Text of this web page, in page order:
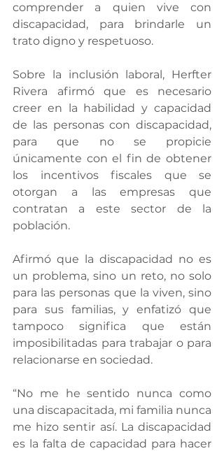
comprender a quien vive con
discapacidad, para brindarle un
trato digno y respetuoso.
Sobre la inclusión laboral, Herfter
Rivera afirmó que es necesario
creer en la habilidad y capacidad
de las personas con discapacidad,
para que no se propicie
únicamente con el fin de obtener
los incentivos fiscales que se
otorgan a las empresas que
contratan a este sector de la
población.
Afirmó que la discapacidad no es
un problema, sino un reto, no solo
para las personas que la viven, sino
para sus familias, y enfatizó que
tampoco significa que están
imposibilitadas para trabajar o para
relacionarse en sociedad.
“No me he sentido nunca como
una discapacitada, mi familia nunca
me hizo sentir así. La discapacidad
es la falta de capacidad para hacer